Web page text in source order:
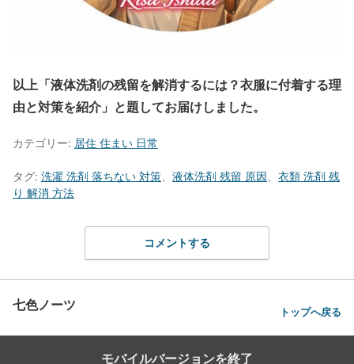
以上「液体洗剤の残留を解消するには？衣服に付着する理
由と対策を紹介」と題してお届けしました。
カテゴリー: 居住 住まい 日常
タグ: 洗濯 洗剤 落ちない 対策 液体洗剤 残留 原因
衣類 洗剤 残
り 解消 方法
コメントする
七色ノーツ トップへ戻る
モバイルバージョンを終了